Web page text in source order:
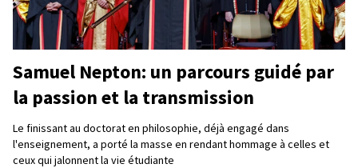
Samuel Nepton: un parcours guidé par
la passion et la transmission
Le finissant au doctorat en philosophie, déjà engagé dans
l'enseignement, a porté la masse en rendant hommage à celles et
ceux qui jalonnent la vie étudiante